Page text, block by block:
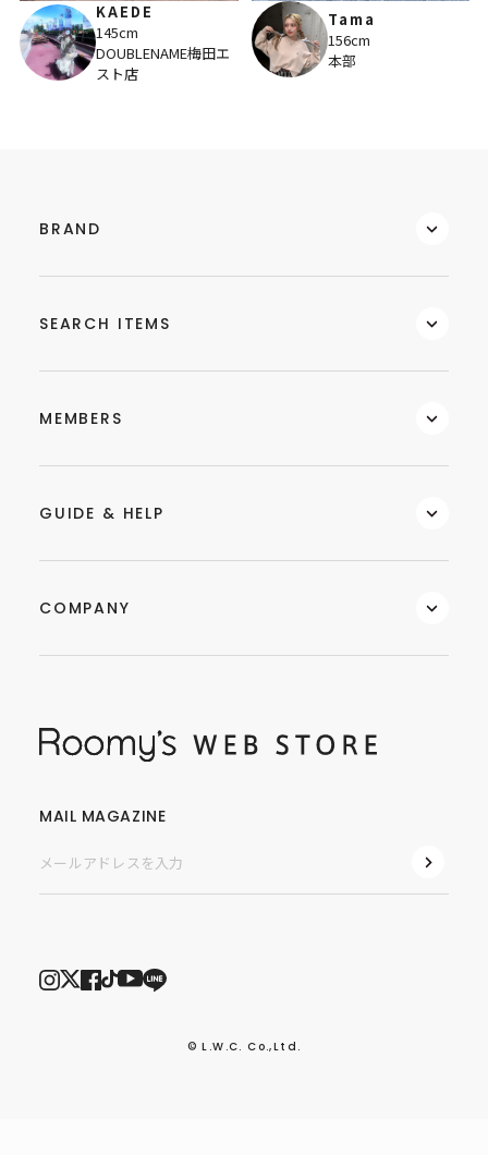
KAEDE
145cm
DOUBLENAME梅田エ
スト店
Tama
156cm
本部
BRAND
SEARCH ITEMS
MEMBERS
GUIDE & HELP
COMPANY
MAIL MAGAZINE
© L.W.C. Co.,Ltd.